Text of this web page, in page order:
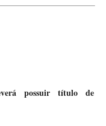
possuir título de